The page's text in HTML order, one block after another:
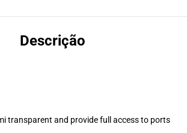
Descrição
transparent and provide full access to ports